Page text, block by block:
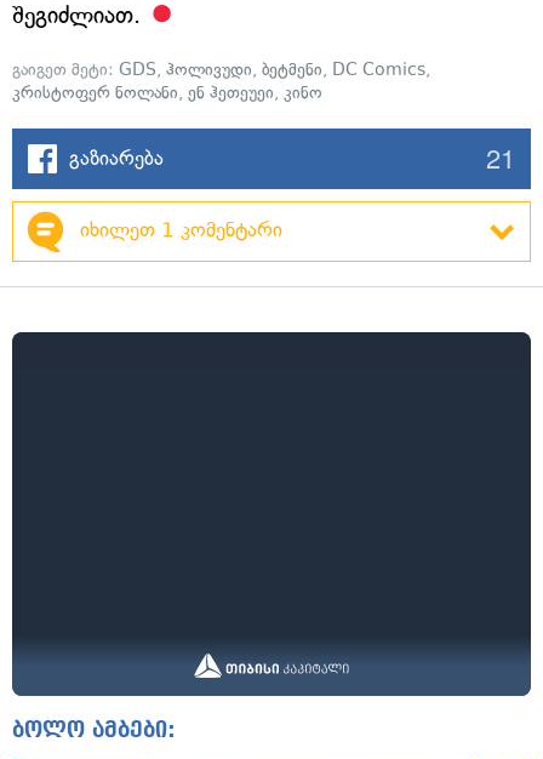
შეგიძლიათ.
გაიგეთ მეტი: GDS, ჰოლივუდი, ბეტმენი, DC Comics,
კრისტოფერ ნოლანი, ენ ჰეთეუეი, კინო
გაზიარება 21
იხილეთ 1 კომენტარი
ბოლო ამბები: